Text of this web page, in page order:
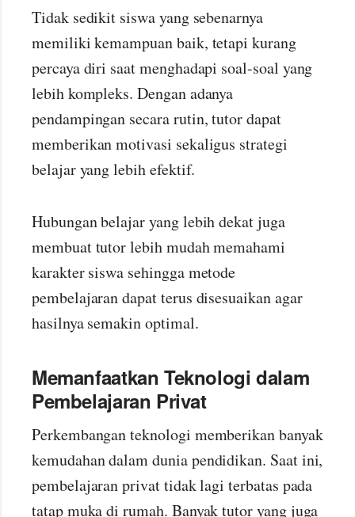
Tidak sedikit siswa yang sebenarnya
memiliki kemampuan baik, tetapi kurang
percaya diri saat menghadapi soal-soal yang
lebih kompleks. Dengan adanya
pendampingan secara rutin, tutor dapat
memberikan motivasi sekaligus strategi
belajar yang lebih efektif.
Hubungan belajar yang lebih dekat juga
membuat tutor lebih mudah memahami
karakter siswa sehingga metode
pembelajaran dapat terus disesuaikan agar
hasilnya semakin optimal.
Memanfaatkan Teknologi dalam
Pembelajaran Privat
Perkembangan teknologi memberikan banyak
kemudahan dalam dunia pendidikan. Saat ini,
pembelajaran privat tidak lagi terbatas pada
tatap muka di rumah. Banyak tutor yang juga